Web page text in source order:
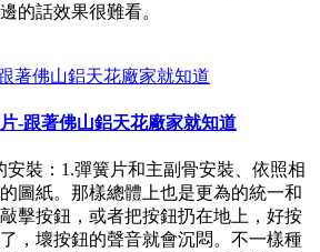
的話效果很難看。
-跟著佛山鋁天花廠家就知道
裝：1.彈簧片和主副骨安裝、依照相
圖紙。那樣總體上也是更為的統一和
擊按鈕，或者把按鈕扔在地上，好按
，壞按鈕的聲音就會沉悶。不一樣種